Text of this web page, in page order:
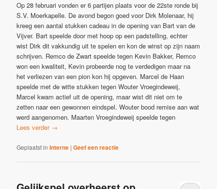
Op 28 februari vonden er 6 partijen plaats voor de 22ste ronde bij
S.V. Moerkapelle. De avond begon goed voor Dirk Molenaar, hij
kreeg een aantal stukken cadeau in de opening van Bart van de
Vijver. Bart speelde door met hoop op een padstelling, echter
wist Dirk dit vakkundig uit te spelen en kon de winst op zijn naam
schrijven. Remco de Zwart speelde tegen Kevin Bakker, Remco
won een kwaliteit, Kevin probeerde nog te verdedigen maar na
het verliezen van een pion kon hij opgeven. Marcel de Haan
speelde met de witte stukken tegen Wouter Vroegindeweij,
Marcel kwam actief uit de opening, maar wist dit niet om te
zetten naar een gewonnen eindspel. Wouter bood remise aan wat
werd aangenomen. Maarten Vroegindeweij speelde tegen
Lees verder →
Geplaatst in Interne |Geef een reactie